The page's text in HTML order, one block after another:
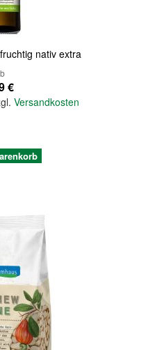
nativ extra
€
Versandkosten